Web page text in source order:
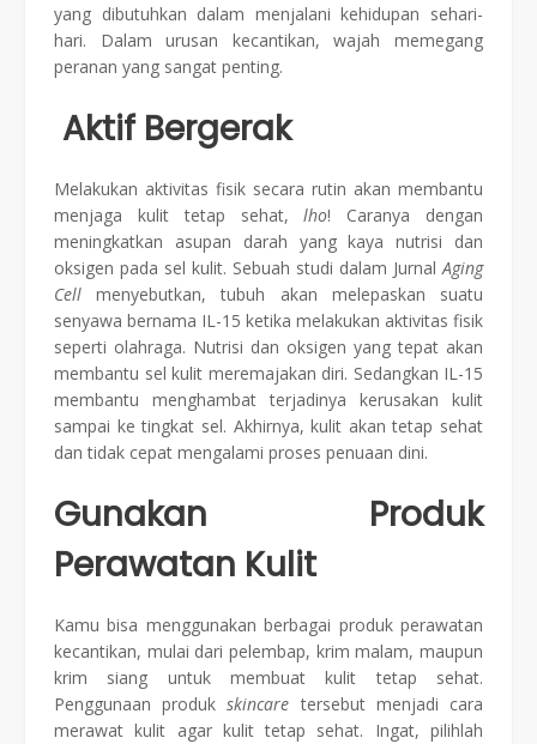
yang dibutuhkan dalam menjalani kehidupan sehari-
hari. Dalam urusan kecantikan, wajah memegang
peranan yang sangat penting.
Aktif Bergerak
Melakukan aktivitas fisik secara rutin akan membantu
menjaga kulit tetap sehat,lho! Caranya dengan
meningkatkan asupan darah yang kaya nutrisi dan
oksigen pada sel kulit. Sebuah studi dalam Jurnal Aging
Cell menyebutkan, tubuh akan melepaskan suatu
senyawa bernama IL-15 ketika melakukan aktivitas fisik
seperti olahraga. Nutrisi dan oksigen yang tepat akan
membantu sel kulit meremajakan diri. Sedangkan IL-15
membantu menghambat terjadinya kerusakan kulit
sampai ke tingkat sel. Akhirnya, kulit akan tetap sehat
dan tidak cepat mengalami proses penuaan dini.
Gunakan Produk
Perawatan Kulit
Kamu bisa menggunakan berbagai produk perawatan
kecantikan, mulai dari pelembap, krim malam, maupun
krim siang untuk membuat kulit tetap sehat.
Penggunaan produkskincaretersebut menjadi cara
merawat kulit agar kulit tetap sehat. Ingat, pilihlah